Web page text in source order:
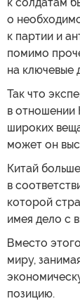
о
к партии и
помимо
на ключевые
Так что
в отношении
широких
может он
Китай
в
которой
имея дело с
Вместо
миру,
позицию.